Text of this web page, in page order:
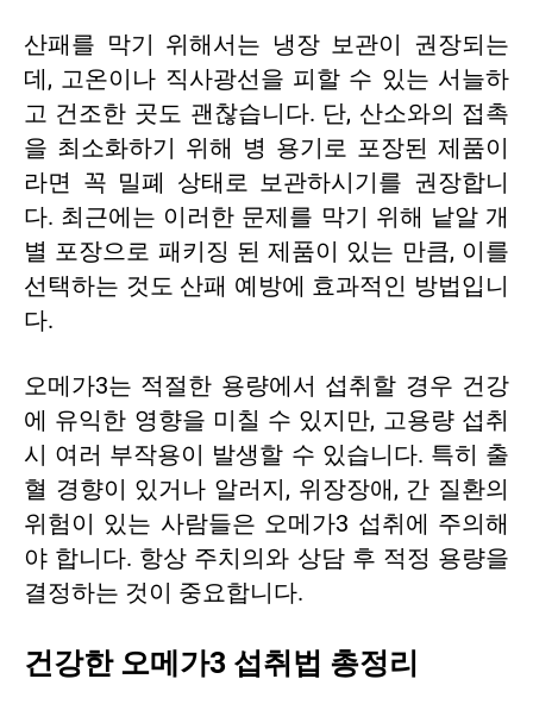
산패를 막기 위해서는 냉장 보관이 권장되는
데, 고온이나 직사광선을 피할 수 있는 서늘하
고 건조한 곳도 괜찮습니다. 단, 산소와의 접촉
을 최소화하기 위해 병 용기로 포장된 제품이
라면 꼭 밀폐 상태로 보관하시기를 권장합니
다. 최근에는 이러한 문제를 막기 위해 낱알 개
별 포장으로 패키징 된 제품이 있는 만큼, 이를
선택하는 것도 산패 예방에 효과적인 방법입니
다.
오메가3는 적절한 용량에서 섭취할 경우 건강
에 유익한 영향을 미칠 수 있지만, 고용량 섭취
시 여러 부작용이 발생할 수 있습니다. 특히 출
혈 경향이 있거나 알러지, 위장장애, 간 질환의
위험이 있는 사람들은 오메가3 섭취에 주의해
야 합니다. 항상 주치의와 상담 후 적정 용량을
결정하는 것이 중요합니다.
건강한 오메가3 섭취법 총정리